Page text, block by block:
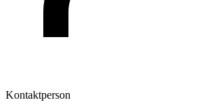
Kontaktperson